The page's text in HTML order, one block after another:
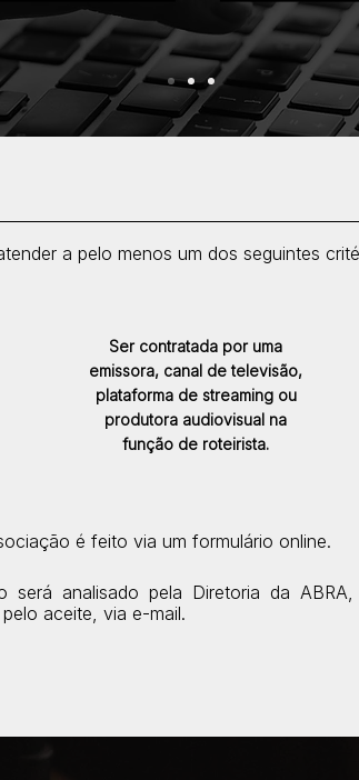
a pelo menos um dos seguintes
Ser contratada por uma
emissora, canal de televisão,
plataforma de streaming ou
produtora audiovisual na
função de roteirista.
é feito via um formulário online.
analisado pela Diretoria da
aceite, via e-mail.